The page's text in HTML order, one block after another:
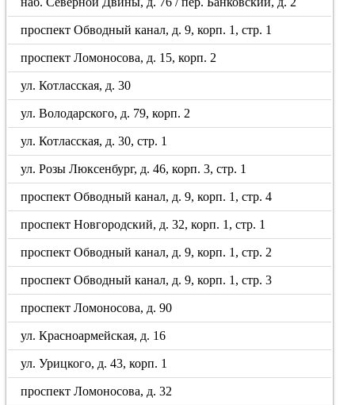
проспект Обводный канал, д. 9, корп. 1, стр. 1
проспект Ломоносова, д. 15, корп. 2
ул. Котласская, д. 30
ул. Володарского, д. 79, корп. 2
ул. Котласская, д. 30, стр. 1
ул. Розы Люксенбург, д. 46, корп. 3, стр. 1
проспект Обводный канал, д. 9, корп. 1, стр. 4
проспект Новгородский, д. 32, корп. 1, стр. 1
проспект Обводный канал, д. 9, корп. 1, стр. 2
проспект Обводный канал, д. 9, корп. 1, стр. 3
проспект Ломоносова, д. 90
ул. Красноармейская, д. 16
ул. Урицкого, д. 43, корп. 1
проспект Ломоносова, д. 32